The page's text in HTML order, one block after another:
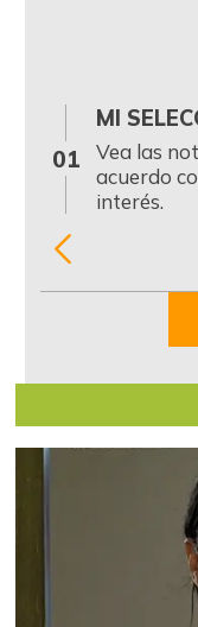
01
MI
Vea las
acuerdo
interés.
Item